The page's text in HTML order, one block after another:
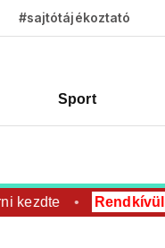
#sajtótájékoztató
Sport
kezdte Rendkívüli